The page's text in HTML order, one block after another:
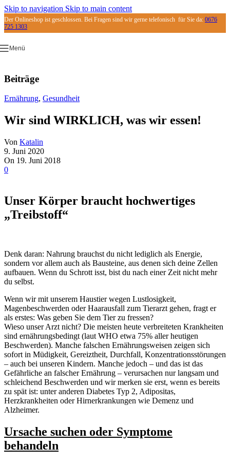
Skip to navigation Skip to main content
Der Onlineshop ist geschlossen. Bei Fragen sind wir gerne telefonisch für Sie da: 0676
725 1303
Menü
Beiträge
Ernährung, Gesundheit
Wir sind WIRKLICH, was wir essen!
Von Katalin
9. Juni 2020
On 19. Juni 2018
0
Unser Körper braucht hochwertiges
„Treibstoff“
Denk daran: Nahrung brauchst du nicht lediglich als Energie,
sondern vor allem auch als Bausteine, aus denen sich deine Zellen
aufbauen. Wenn du Schrott isst, bist du nach einer Zeit nicht mehr
du selbst.
Wenn wir mit unserem Haustier wegen Lustlosigkeit,
Magenbeschwerden oder Haarausfall zum Tierarzt gehen, fragt er
als erstes: Was geben Sie dem Tier zu fressen?
Wieso unser Arzt nicht? Die meisten heute verbreiteten Krankheiten
sind ernährungsbedingt (laut WHO etwa 75% aller heutigen
Beschwerden). Manche falschen Ernährungsweisen zeigen sich
sofort in Müdigkeit, Gereiztheit, Durchfall, Konzentrationsstörungen
– auch bei unseren Kindern. Manche jedoch – und das ist das
Gefährliche an falscher Ernährung – verursachen nur langsam und
schleichend Beschwerden und wir merken sie erst, wenn es bereits
zu spät ist: unter anderen Diabetes Typ 2, Adipositas,
Herzkrankheiten oder Hirnerkrankungen wie Demenz und
Alzheimer.
Ursache suchen oder Symptome
behandeln